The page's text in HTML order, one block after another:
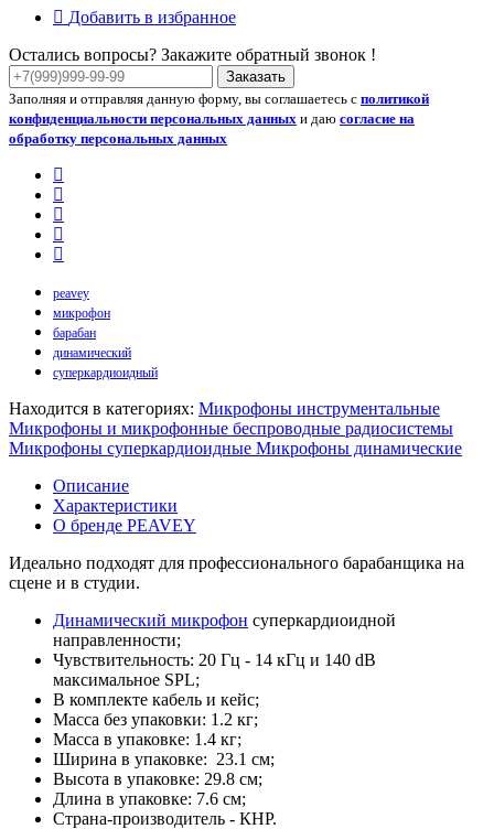
Добавить в избранное
Остались вопросы? Закажите обратный звонок !
Заказать
Заполняя и отправляя данную форму, вы соглашаетесь с политикой
конфиденциальности персональных данных и даю согласие на
обработку персональных данных
peavey
микрофон
барабан
динамический
суперкардиоидный
Находится в категориях: Микрофоны инструментальные
Микрофоны и микрофонные беспроводные радиосистемы
Микрофоны суперкардиоидные Микрофоны динамические
Описание
Характеристики
О бренде PEAVEY
Идеально подходят для профессионального барабанщика на
сцене и в студии.
Динамический микрофон суперкардиоидной
направленности;
Чувствительность: 20 Гц - 14 кГц и 140 dB
максимальное SPL;
В комплекте кабель и кейс;
Масса без упаковки: 1.2 кг;
Масса в упаковке: 1.4 кг;
Ширина в упаковке: 23.1 см;
Высота в упаковке: 29.8 см;
Длина в упаковке: 7.6 см;
Страна-производитель - КНР.